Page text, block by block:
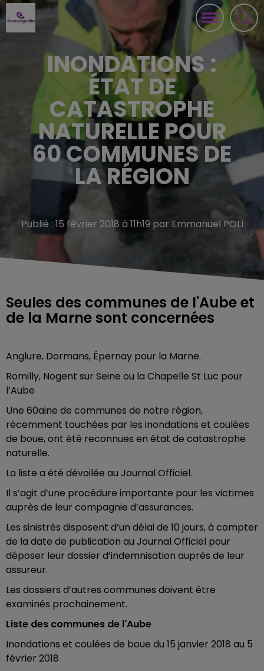
INONDATIONS :
ÉTAT DE
CATASTROPHE
NATURELLE POUR
60 COMMUNES DE
LA RÉGION
Publié : 15 février 2018 à 11h19 par Emmanuel POLI
Seules des communes de l'Aube et
de la Marne sont concernées
Anglure, Dormans, Épernay pour la Marne.
Romilly, Nogent sur Seine ou la Chapelle St Luc pour
l’Aube
Une 60aine de communes de notre région,
récemment touchées par les inondations et coulées
de boue, ont été reconnues en état de catastrophe
naturelle.
La liste a été dévoilée au Journal Officiel.
Il s’agit d’une procédure importante pour les victimes
auprès de leur compagnie d’assurances.
Les sinistrés disposent d’un délai de 10 jours, à compter
de la date de publication au Journal Officiel pour
déposer leur dossier d’indemnisation auprès de leur
assureur.
Les dossiers d’autres communes doivent être
examinés prochainement.
Liste des communes de l'Aube
Inondations et coulées de boue du 15 janvier 2018 au 5
février 2018